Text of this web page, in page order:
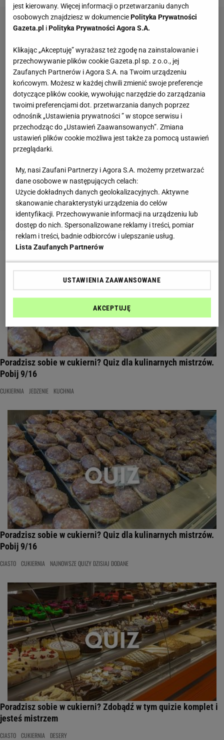
Poradzisz sobie w cukierni? Quiz dla kulinarnych mistrzów.
Pobij 9/16
CUKIERNIA JEDZENIE KUCHNIA
Poradzisz sobie w cukierni? Quiz dla kulinarnych mistrzów.
Pobij 9/16
CIASTO CUKIERNIA NAJNOWSZE QUIZY DZISIAJ DODANE
Poradzisz sobie w cukierni? Zdobądź w tym quizie komplet i
jesteś mistrzem
CIASTO CUKIERNIA DESERY
jest kierowany. Więcej informacji o przetwarzaniu danych
osobowych znajdziesz w dokumenciePolityka Prywatności
Gazeta.pl iPolityka Prywatności Agora S.A.
Klikając „Akceptuję” wyrażasz też zgodę na zainstalowanie i
przechowywanie plików cookie Gazeta.pl sp. z o.o., jej
Zaufanych Partnerów i Agora S.A. na Twoim urządzeniu
końcowym. Możesz w każdej chwili zmienić swoje preferencje
dotyczące plików cookie, wywołując narzędzie do zarządzania
twoimi preferencjami dot. przetwarzania danych poprzez
odnośnik „Ustawienia prywatności ” w stopce serwisu i
przechodząc do „Ustawień Zaawansowanych”. Zmiana
ustawień plików cookie możliwa jest także za pomocą ustawień
przeglądarki.
My, nasi Zaufani Partnerzy i Agora S.A. możemy przetwarzać
dane osobowe w następujących celach:
Użycie dokładnych danych geolokalizacyjnych. Aktywne
skanowanie charakterystyki urządzenia do celów
identyfikacji. Przechowywanie informacji na urządzeniu lub
dostęp do nich. Spersonalizowane reklamy i treści, pomiar
reklam i treści, badnie odbiorców i ulepszanie usług.
Lista Zaufanych Partnerów
USTAWIENIA ZAAWANSOWANE
AKCEPTUJĘ